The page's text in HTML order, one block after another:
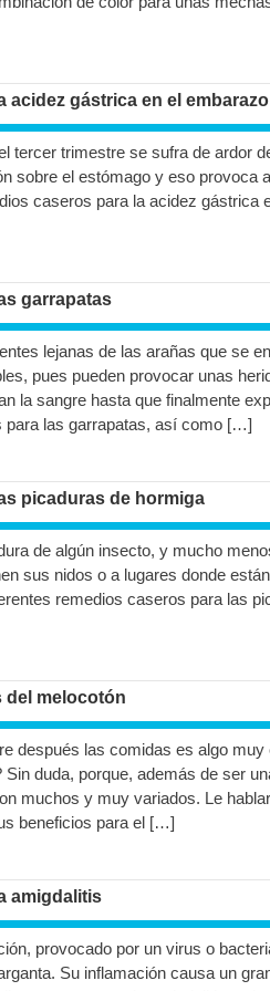
acidez gástrica en el embarazo
tercer trimestre se sufra de ardor
sobre el estómago y eso provoca
caseros para la acidez gástrica
garrapatas
lejanas de las arañas que se
pues pueden provocar unas
la sangre hasta que finalmente
para las garrapatas, así como […]
picaduras de hormiga
de algún insecto, y mucho
sus nidos o a lugares donde
remedios caseros para las
del melocotón
después las comidas es algo
Sin duda, porque, además de ser
muchos y muy variados. Le
beneficios para el […]
amigdalitis
provocado por un virus o
Su inflamación causa un